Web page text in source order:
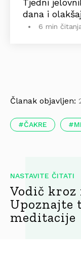
dana i
6 min
Članak objavljen:
ČAKRE
Vodič
Upoznajte
meditacije
NASTAVITE ČITATI